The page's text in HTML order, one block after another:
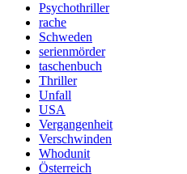
Psychothriller
rache
Schweden
serienmörder
taschenbuch
Thriller
Unfall
USA
Vergangenheit
Verschwinden
Whodunit
Österreich